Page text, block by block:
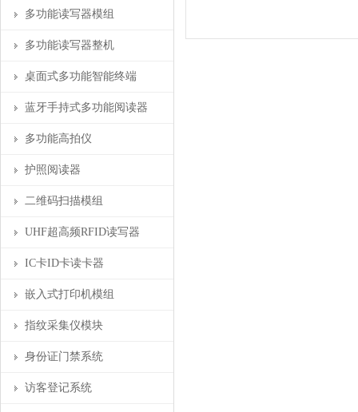
多功能读写器模组
多功能读写器整机
桌面式多功能智能终端
蓝牙手持式多功能阅读器
多功能高拍仪
护照阅读器
二维码扫描模组
UHF超高频RFID读写器
IC卡ID卡读卡器
嵌入式打印机模组
指纹采集仪模块
身份证门禁系统
访客登记系统